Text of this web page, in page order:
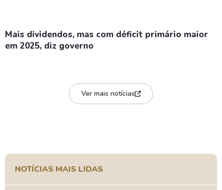
Mais dividendos, mas com déficit primário maior
em 2025, diz governo
Ver mais notícias
NOTÍCIAS MAIS LIDAS